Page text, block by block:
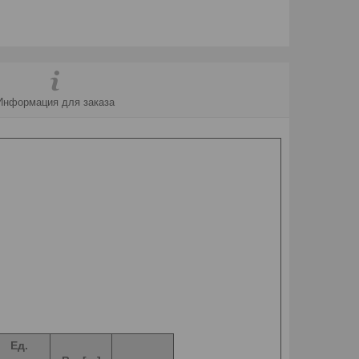
для заказа
Ед.